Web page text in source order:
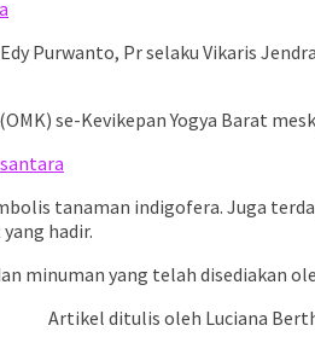
Purwanto, Pr selaku Vikaris
se-Kevikepan Yogya Barat
tanaman indigofera. Juga
hadir.
minuman yang telah disediakan
Artikel ditulis oleh Luciana